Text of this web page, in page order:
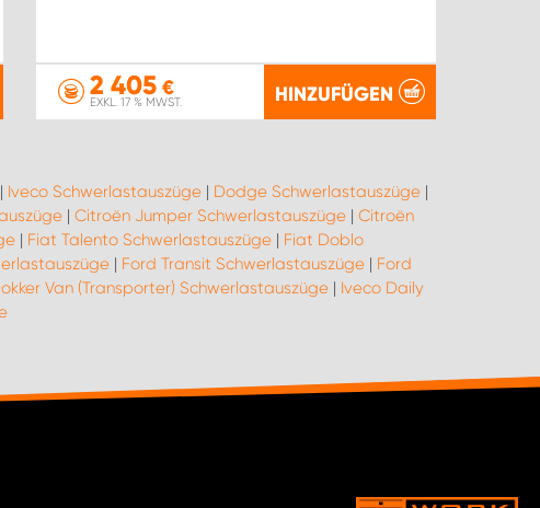
2 405 €
EXKL. 17 % MWST. HINZUFÜGEN
| Iveco Schwerlastauszüge | Dodge Schwerlastauszüge |
| Citroën Jumper Schwerlastauszüge | Citroën
| Fiat Talento Schwerlastauszüge | Fiat Doblo
| Ford Transit Schwerlastauszüge | Ford
Van (Transporter) Schwerlastauszüge| Iveco Daily